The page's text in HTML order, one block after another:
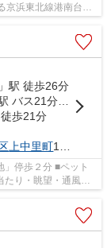
京浜東北線港南台近
」駅 徒歩26分
ス21分 「上中里団地」 停歩2分
徒歩21分
上中里町1038
停歩２分 ■ペット
り・眺望・通風良